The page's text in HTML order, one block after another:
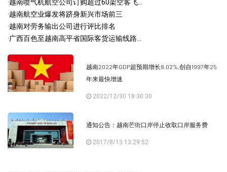
·越南喷气机航空公司订购超过60架空客飞...
·越南航空业爆发将跻身新兴市场前三
·越南对劳务输出公司进行评比排名
·广西百色至越南高平省国际客货运输线路...
越南2022年GDP超预期增长8.02%,创自1997年25
年来最快增速
2022/12/30 18:30:30
通知公告：越南芒街口岸停止收取口岸服务费
2017/8/13 13:29:52